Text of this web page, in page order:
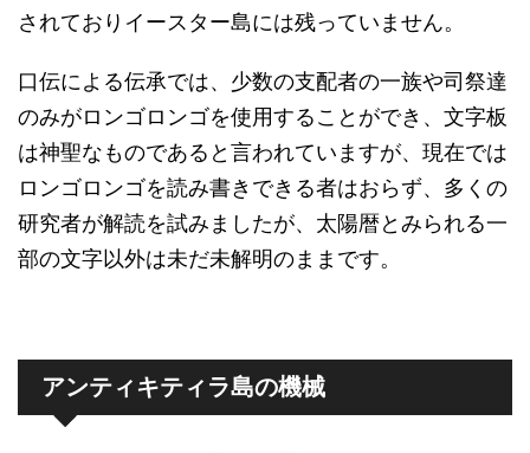
されておりイースター島には残っていません。
口伝による伝承では、少数の支配者の一族や司祭達
のみがロンゴロンゴを使用することができ、文字板
は神聖なものであると言われていますが、現在では
ロンゴロンゴを読み書きできる者はおらず、多くの
研究者が解読を試みましたが、太陽暦とみられる一
部の文字以外は未だ未解明のままです。
アンティキティラ島の機械